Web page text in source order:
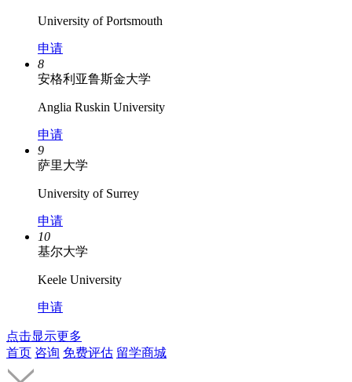
University of Portsmouth
申请
8
安格利亚鲁斯金大学
Anglia Ruskin University
申请
9
萨里大学
University of Surrey
申请
10
基尔大学
Keele University
申请
点击显示更多
首页 咨询 免费评估 留学商城